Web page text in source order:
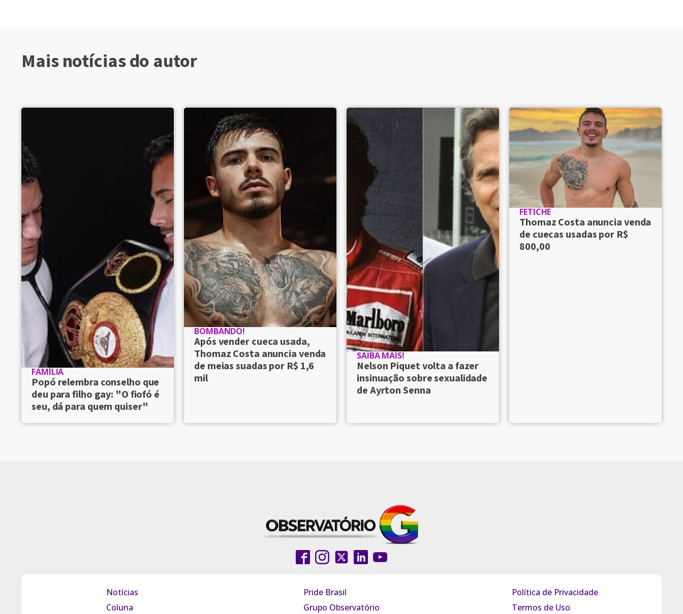
Mais notícias do autor
FAMÍLIA
Popó relembra conselho que
deu para filho gay: "O fiofó é
seu, dá para quem quiser"
BOMBANDO!
Após vender cueca usada,
Thomaz Costa anuncia venda
de meias suadas por R$ 1,6
mil
SAIBA MAIS!
Nelson Piquet volta a fazer
insinuação sobre sexualidade
de Ayrton Senna
FETICHE
Thomaz Costa anuncia venda
de cuecas usadas por R$
800,00
Notícias
Coluna
Pride Brasil
Grupo Observatório
Política de Privacidade
Termos de Uso